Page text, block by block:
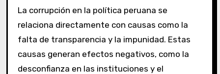
La corrupción en la política peruana se
relaciona directamente con causas como la
falta de transparencia y la impunidad. Estas
causas generan efectos negativos, como la
desconfianza en las instituciones y el